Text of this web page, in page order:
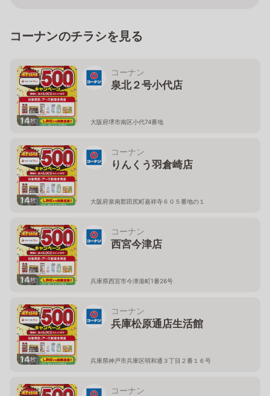
コーナンのチラシを見る
14枚
コーナン
泉北２号小代店
大阪府堺市南区小代74番地
14枚
コーナン
りんくう羽倉崎店
大阪府泉南郡田尻町嘉祥寺６０５番地の１
14枚
コーナン
西宮今津店
兵庫県西宮市今津港町1番26号
14枚
コーナン
兵庫松原通店生活館
兵庫県神戸市兵庫区明和通３丁目２番１６号
コーナン